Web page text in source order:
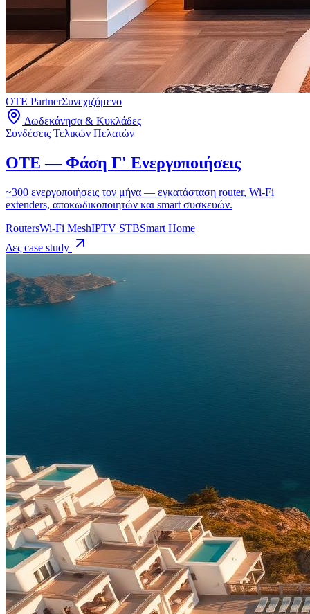
OTE PartnerΣυνεχιζόμενο
Δωδεκάνησα & Κυκλάδες
Συνδέσεις Τελικών Πελατών
OTE — Φάση Γ' Ενεργοποιήσεις
~300 ενεργοποιήσεις τον μήνα — εγκατάσταση router, Wi-Fi
extenders, αποκωδικοποιητών και smart συσκευών.
RoutersWi-Fi MeshIPTV STBSmart Home
Δες case study